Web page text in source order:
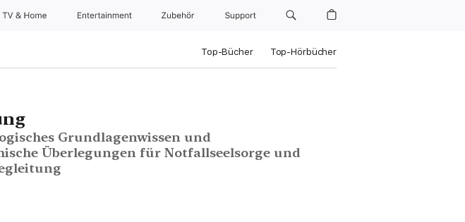
TV & Home Entertainment Zubehör Support
Top-Bücher Top-Hörbücher
Grundlagenwissen und
Überlegungen für Notfallseelsorge und